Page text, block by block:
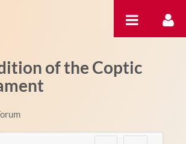
of the Coptic